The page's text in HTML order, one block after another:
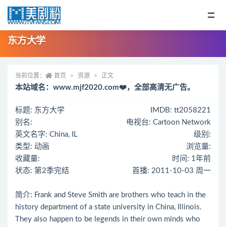
东方大学
当前位置： 首页 资源 正文
本站域名：www.mjf2020.com❤️，全部高清无广告。
标题: 东方大学
IMDB: tt2058221
别名:
电视台: Cartoon Network
英文名字: China, IL
级别:
类型: 动画
浏览量:
收藏量:
时间: 1年前
状态: 第2季完结
首播: 2011-10-03 周一
简介: Frank and Steve Smith are brothers who teach in the
history department of a state university in China, Illinois.
They also happen to be legends in their own minds who